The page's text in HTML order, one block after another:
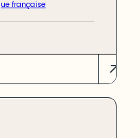
française
sur l’évolution
au Québec,